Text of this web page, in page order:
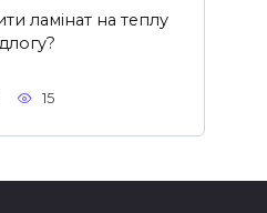
ламінат на теплу
15